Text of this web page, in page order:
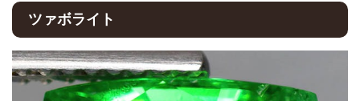
ツァボライト